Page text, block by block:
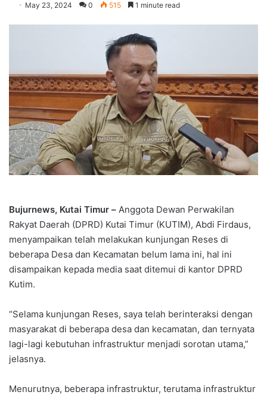
May 23, 2024 0 515 1 minute read
Bujurnews, Kutai Timur – Anggota Dewan Perwakilan
Rakyat Daerah (DPRD) Kutai Timur (KUTIM), Abdi Firdaus,
menyampaikan telah melakukan kunjungan Reses di
beberapa Desa dan Kecamatan belum lama ini, hal ini
disampaikan kepada media saat ditemui di kantor DPRD
Kutim.
“Selama kunjungan Reses, saya telah berinteraksi dengan
masyarakat di beberapa desa dan kecamatan, dan ternyata
lagi-lagi kebutuhan infrastruktur menjadi sorotan utama,”
jelasnya.
Menurutnya, beberapa infrastruktur, terutama infrastruktur